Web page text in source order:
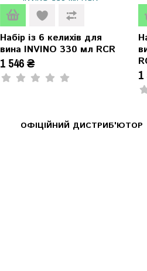
Набір із 6 келихів для
вина INVINO 330 мл RCR
1 546 ₴
ОФІЦІЙНИЙ ДИСТРИБ'ЮТОР